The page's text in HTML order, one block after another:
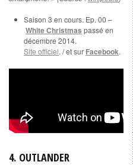
Saison 3 en cours. Ep. 00 –
White Christmas passé en
décembre 2014.
Site officiel. / et sur Facebook.
4. OUTLANDER